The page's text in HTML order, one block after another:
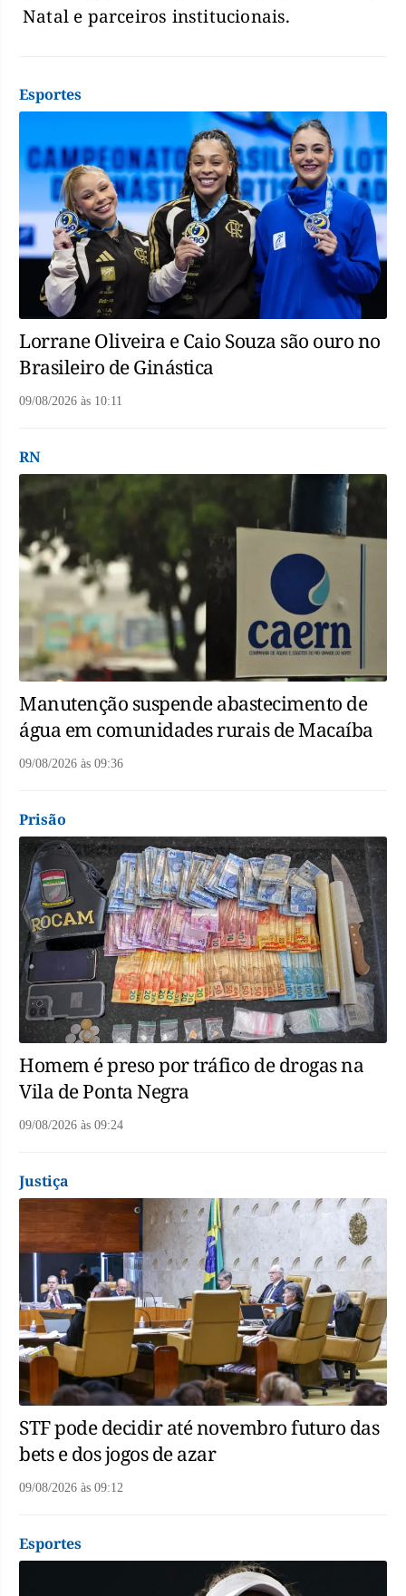
Natal e parceiros institucionais.
Esportes
Lorrane Oliveira e Caio Souza são ouro no
Brasileiro de Ginástica
09/08/2026 às 10:11
RN
Manutenção suspende abastecimento de
água em comunidades rurais de Macaíba
09/08/2026 às 09:36
Prisão
Homem é preso por tráfico de drogas na
Vila de Ponta Negra
09/08/2026 às 09:24
Justiça
STF pode decidir até novembro futuro das
bets e dos jogos de azar
09/08/2026 às 09:12
Esportes